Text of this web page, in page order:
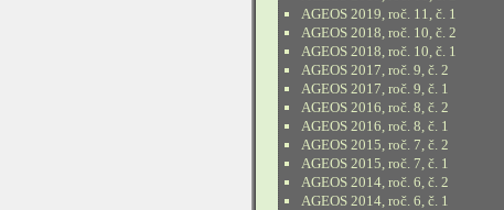
AGEOS 2019, roč. 11, č. 1
AGEOS 2018, roč. 10, č. 2
AGEOS 2018, roč. 10, č. 1
AGEOS 2017, roč. 9, č. 2
AGEOS 2017, roč. 9, č. 1
AGEOS 2016, roč. 8, č. 2
AGEOS 2016, roč. 8, č. 1
AGEOS 2015, roč. 7, č. 2
AGEOS 2015, roč. 7, č. 1
AGEOS 2014, roč. 6, č. 2
AGEOS 2014, roč. 6, č. 1